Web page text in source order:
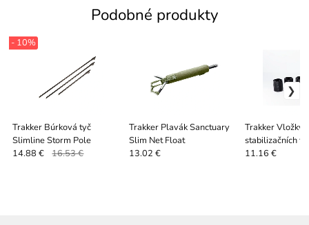
Podobné produkty
Trakker Búrková tyč
Slimline Storm Pole
- 10%
14.88 € 16.53 €
Trakker Plavák Sanctuary
Slim Net Float
13.02 €
Trakker Vložky
stabilizačních
Quickstick
11.16 €